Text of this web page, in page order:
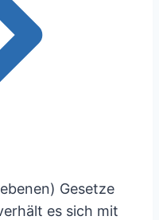
Gesetze
es sich mit